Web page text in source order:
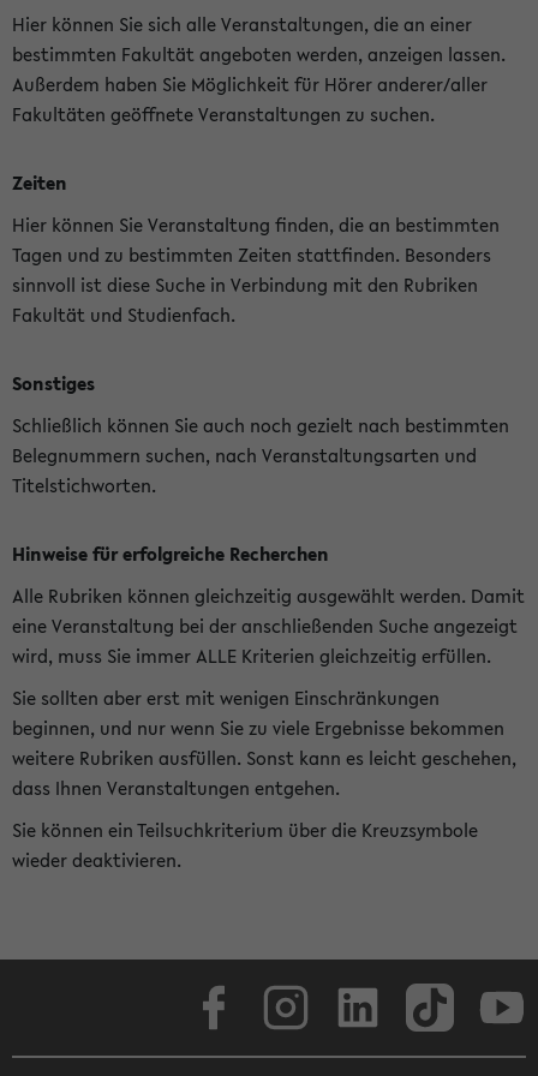
Hier können Sie sich alle Veranstaltungen, die an einer
bestimmten Fakultät angeboten werden, anzeigen lassen.
Außerdem haben Sie Möglichkeit für Hörer anderer/aller
Fakultäten geöffnete Veranstaltungen zu suchen.
Zeiten
Hier können Sie Veranstaltung finden, die an bestimmten
Tagen und zu bestimmten Zeiten stattfinden. Besonders
sinnvoll ist diese Suche in Verbindung mit den Rubriken
Fakultät und Studienfach.
Sonstiges
Schließlich können Sie auch noch gezielt nach bestimmten
Belegnummern suchen, nach Veranstaltungsarten und
Titelstichworten.
Hinweise für erfolgreiche Recherchen
Alle Rubriken können gleichzeitig ausgewählt werden. Damit
eine Veranstaltung bei der anschließenden Suche angezeigt
wird, muss Sie immer ALLE Kriterien gleichzeitig erfüllen.
Sie sollten aber erst mit wenigen Einschränkungen
beginnen, und nur wenn Sie zu viele Ergebnisse bekommen
weitere Rubriken ausfüllen. Sonst kann es leicht geschehen,
dass Ihnen Veranstaltungen entgehen.
Sie können ein Teilsuchkriterium über die Kreuzsymbole
wieder deaktivieren.